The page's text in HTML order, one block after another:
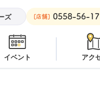
黄金崎ビーチ：潜水注意
[店舗] 0558-56-
イベント アク